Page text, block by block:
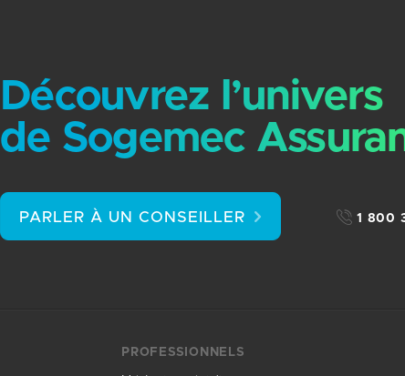
Découvrez l’univers
de Sogemec
PARLER À UN CONSEILLER 1 800
PROFESSIONNELS